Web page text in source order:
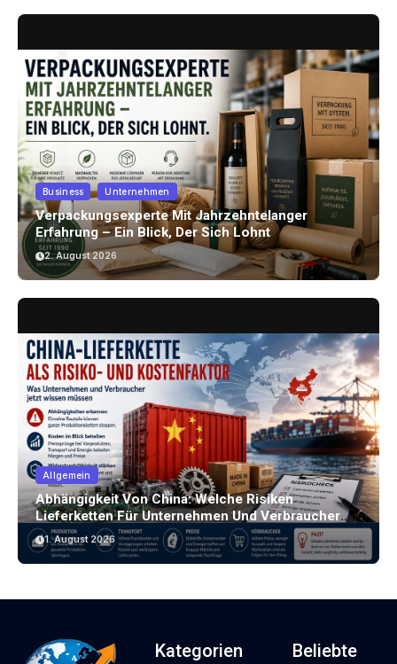
Business Unternehmen
Verpackungsexperte Mit Jahrzehntelanger
Erfahrung – Ein Blick, Der Sich Lohnt
2. August 2026
Allgemein
Abhängigkeit Von China: Welche Risiken
Lieferketten Für Unternehmen Und Verbraucher
Bergen
1. August 2026
Kategorien
Beliebte